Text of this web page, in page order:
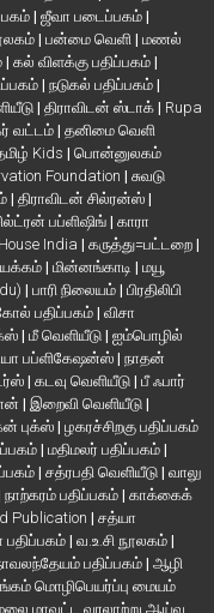
| ஜீவா படைப்பகம் |
| பன்மை வெளி | மணல்
| கல் விளக்கு பதிப்பகம் |
| நடுகல் பதிப்பகம் |
| திராவிடன் ஸ்டாக் | Rupa
வட்டம் | தனிமை வெளி
Kids | பொன்னுலகம்
Foundation | சுவடு
| திராவிடன் சில்ரன்ஸ் |
பப்ளிஷிங் | காரா
India | கருத்து=பட்டறை |
| மின்னங்காடி | மயூ
| பாரி நிலையம் | பிரதிலிபி
பதிப்பகம் | விசா
| மீ வெளியீடு | ஐம்பொழில்
பப்ளிகேஷன்ஸ் | நாதன்
| கடவு வெளியீடு | பீ ஃபார்
| இறைவி வெளியீடு |
புக்ஸ்| ழகரச்சிறகு பதிப்பகம்
| மதிமலர் பதிப்பகம் |
| சத்ரபதி வெளியீடு | வாலு
நாற்கரம் பதிப்பகம் | காக்கைக்
Publication | சத்யா
பதிப்பகம் | வ.உ.சி நூலகம் |
பதிப்பகம் | ஆழி
மொழிபெயர்ப்பு மையம்
மாவட்ட வரலாற்று ஆய்வு